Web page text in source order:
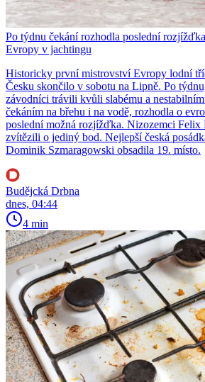
Po týdnu čekání rozhodla poslední
Evropy v jachtingu
Historicky první mistrovství Evropy lodní
Česku skončilo v sobotu na Lipně. Po
závodníci trávili kvůli slabému a
čekáním na břehu i na vodě, rozhodla o
poslední možná rozjížďka. Nizozemci
zvítězili o jediný bod. Nejlepší česká
Dominik Szmaragowski obsadila 19. místo.
Budějcká Drbna
dnes, 04:44
4 min